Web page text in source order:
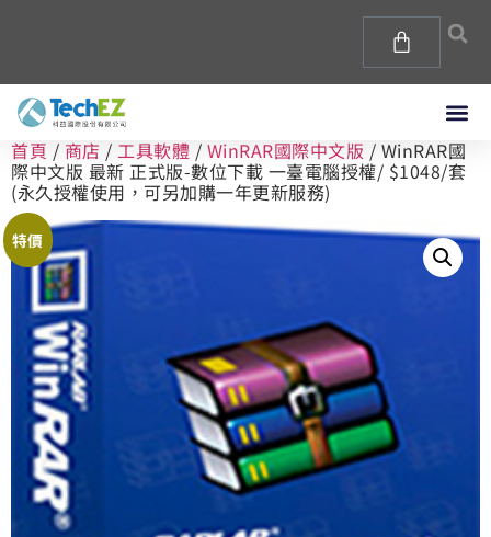
首頁 / 商店 / 工具軟體 / WinRAR國際中文版 / WinRAR國
際中文版 最新 正式版-數位下載 一臺電腦授權/ $1048/套
(永久授權使用，可另加購一年更新服務)
特價